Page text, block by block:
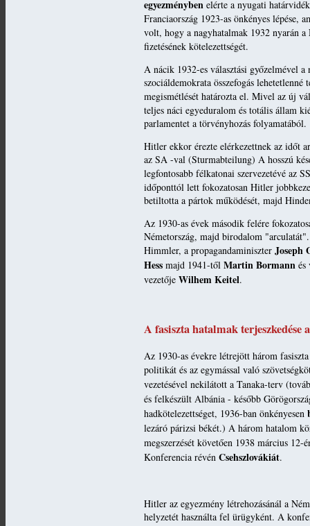
egyezményben elérte a nyugati
Franciaország 1923-as önkényes lépése,
volt, hogy a nagyhatalmak 1932 nyarán a
fizetésének kötelezettségét.
A nácik 1932-es választási győzelmével
szociáldemokrata összefogás
megismétlését határozta el. Mivel az új
teljes náci egyeduralom és totális állam
parlamentet a törvényhozás folyamatából.
Hitler ekkor érezte elérkezettnek az időt
az SA -val (Sturmabteilung) A hosszú
legfontosabb félkatonai szervezetévé az
időponttól lett fokozatosan Hitler
betiltotta a pártok működését, majd
Az 1930-as évek második felére
Németország, majd birodalom
Himmler, a propagandaminiszter Joseph
Hess majd 1941-től Martin Bormann és
vezetője Wilhem Keitel.
A fasiszta hatalmak terjeszkedése
Az 1930-as évekre létrejött három
politikát és az egymással való
vezetésével nekilátott a Tanaka-terv
és felkészült Albánia - később
hadkötelezettséget, 1936-ban önkényesen
lezáró párizsi békét.) A három hatalom
megszerzését követően 1938 március 12-
Konferencia révén Csehszlovákiát.
Hitler az egyezmény létrehozásánál a
helyzetét használta fel ürügyként. A